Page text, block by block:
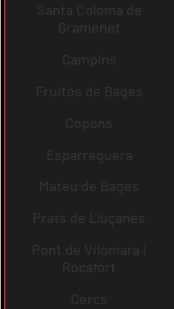
Santa Coloma de
Gramenet
Campins
Fruitós de Bages
Copons
Esparreguera
Mateu de Bages
Prats de Lluçanès
Pont de Vilomara i
Rocafort
Cercs